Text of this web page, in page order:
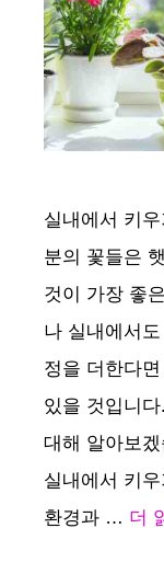
실내에서 키
분의 꽃들은
것이 가장 좋
나 실내에서
정을 더한다
있을 것입니
대해 알아보
실내에서 키
환경과 … 더